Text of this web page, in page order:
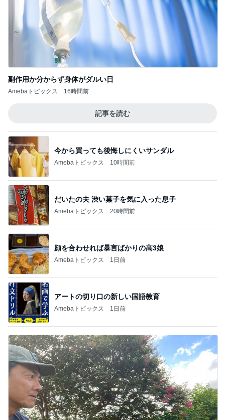
副作用か分からず身体がダルい日
Amebaトピックス 16時間前
記事を読む
今から買っても後悔しにくいサンダル
Amebaトピックス 10時間前
だいたの夫 渋い菓子を気に入った息子
Amebaトピックス 20時間前
顔を合わせれば暴言ばかりの高3娘
Amebaトピックス 1日前
アートの切り口の新しい国語教育
Amebaトピックス 1日前